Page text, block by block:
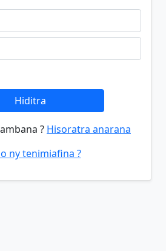
Hiditra
? Hisoratra anarana
ny tenimiafina ?